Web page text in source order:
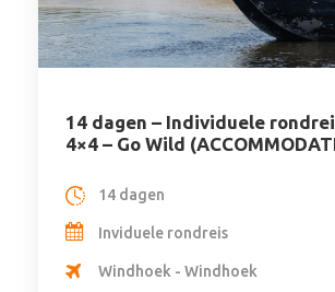
14 dagen – Individuele
4×4 – Go Wild
14 dagen
Inviduele rondreis
Windhoek - Windhoek